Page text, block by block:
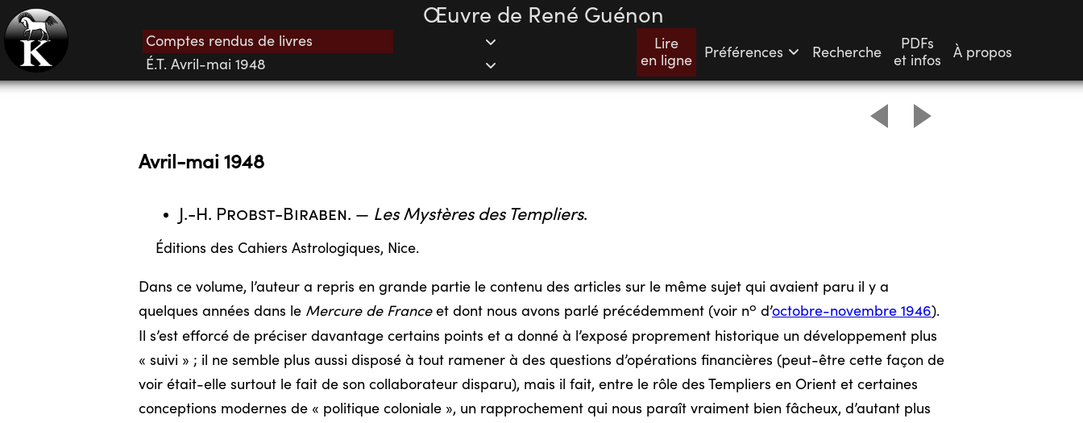
Œuvre de René Guénon
Comptes rendus de livres
É.T. Avril-mai 1948
Lire
en ligne
Préférences Recherche
PDFs
et infos
À propos
Avril-mai 1948
J.-H. Probst-Biraben. — Les Mystères des Templiers.
Éditions des Cahiers Astrologiques, Nice.
Dans ce volume, l’auteur a repris en grande partie le contenu des articles sur le même sujet qui avaient paru il y a
quelques années dans le Mercure de Franceet dont nous avons parlé précédemment (voir no d’octobre-novembre 1946).
Il s’est efforcé de préciser davantage certains points et a donné à l’exposé proprement historique un développement plus
« suivi » ; il ne semble plus aussi disposé à tout ramener à des questions d’opérations financières (peut-être cette façon de
voir était-elle surtout le fait de son collaborateur disparu), mais il fait, entre le rôle des Templiers en Orient et certaines
conceptions modernes de « politique coloniale », un rapprochement qui nous paraît vraiment bien fâcheux, d’autant plus